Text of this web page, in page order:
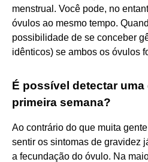
menstrual. Você pode, no
óvulos ao mesmo tempo.
possibilidade de se conceber
idênticos) se ambos os óvulos
É possível detectar uma
primeira semana?
Ao contrário do que muita
sentir os sintomas de gravidez
a fecundação do óvulo. Na